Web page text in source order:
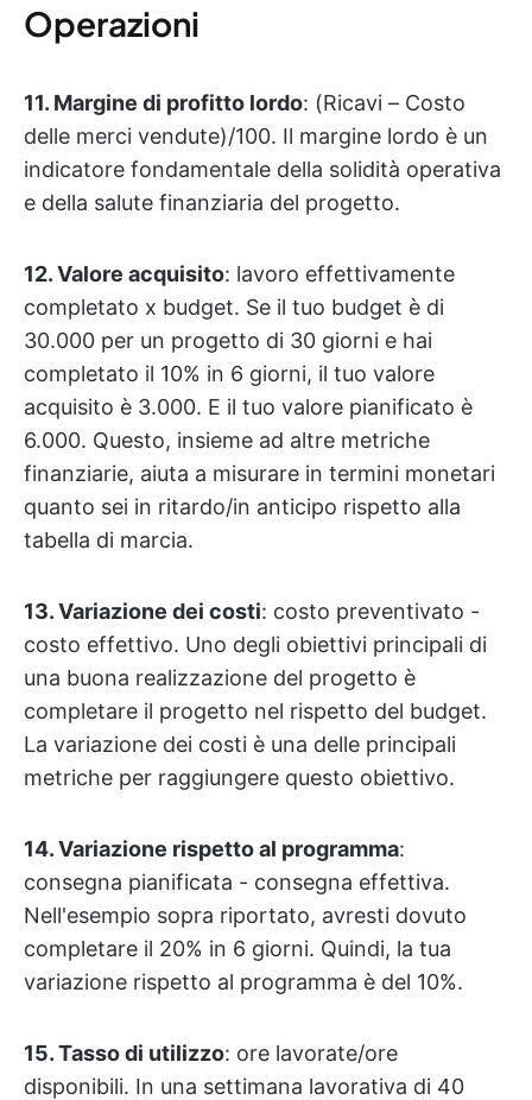
Operazioni
11. Margine di profitto lordo: (Ricavi – Costo
delle merci vendute)/100. Il margine lordo è un
indicatore fondamentale della solidità operativa
e della salute finanziaria del progetto.
12. Valore acquisito: lavoro effettivamente
completato x budget. Se il tuo budget è di
30.000 per un progetto di 30 giorni e hai
completato il 10% in 6 giorni, il tuo valore
acquisito è 3.000. E il tuo valore pianificato è
6.000. Questo, insieme ad altre metriche
finanziarie, aiuta a misurare in termini monetari
quanto sei in ritardo/in anticipo rispetto alla
tabella di marcia.
13. Variazione dei costi: costo preventivato -
costo effettivo. Uno degli obiettivi principali di
una buona realizzazione del progetto è
completare il progetto nel rispetto del budget.
La variazione dei costi è una delle principali
metriche per raggiungere questo obiettivo.
14. Variazione rispetto al programma:
consegna pianificata - consegna effettiva.
Nell'esempio sopra riportato, avresti dovuto
completare il 20% in 6 giorni. Quindi, la tua
variazione rispetto al programma è del 10%.
15. Tasso di utilizzo: ore lavorate/ore
disponibili. In una settimana lavorativa di 40